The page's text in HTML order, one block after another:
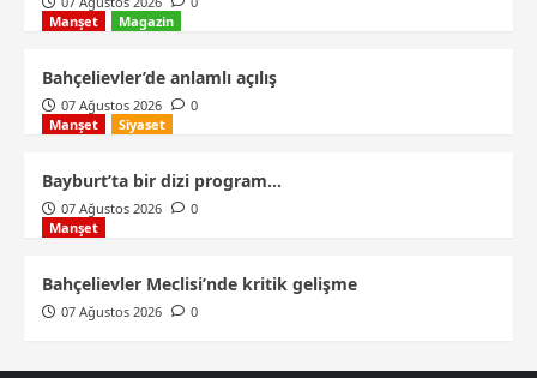
Manşet
Magazin
Bahçelievler’de anlamlı açılış
07 Ağustos 2026
0
Manşet
Siyaset
Bayburt’ta bir dizi program…
07 Ağustos 2026
0
Manşet
Bahçelievler Meclisi’nde kritik gelişme
07 Ağustos 2026 0